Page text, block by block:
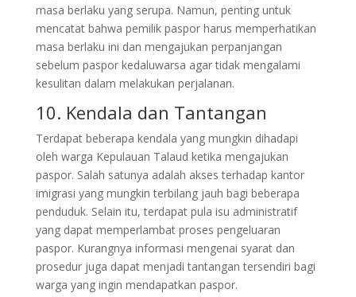
masa berlaku yang serupa. Namun, penting untuk
mencatat bahwa pemilik paspor harus memperhatikan
masa berlaku ini dan mengajukan perpanjangan
sebelum paspor kedaluwarsa agar tidak mengalami
kesulitan dalam melakukan perjalanan.
10. Kendala dan Tantangan
Terdapat beberapa kendala yang mungkin dihadapi
oleh warga Kepulauan Talaud ketika mengajukan
paspor. Salah satunya adalah akses terhadap kantor
imigrasi yang mungkin terbilang jauh bagi beberapa
penduduk. Selain itu, terdapat pula isu administratif
yang dapat memperlambat proses pengeluaran
paspor. Kurangnya informasi mengenai syarat dan
prosedur juga dapat menjadi tantangan tersendiri bagi
warga yang ingin mendapatkan paspor.